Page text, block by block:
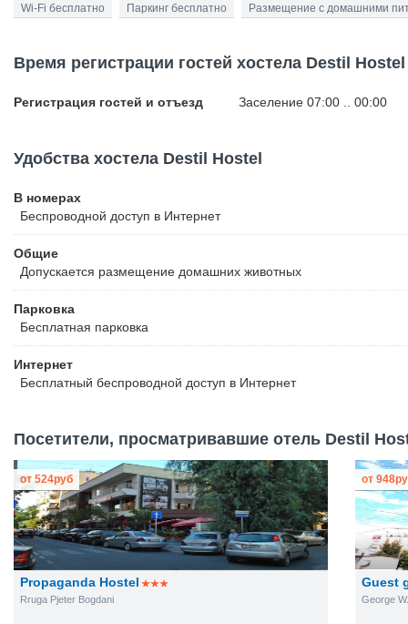
Wi-Fi бесплатно Паркинг бесплатно Размещение с домашними
Время регистрации гостей хостела Destil Hostel
Регистрация гостей и отъезд Заселение 07:00 .. 00:00
Удобства хостела Destil Hostel
В номерах
Беспроводной доступ в Интернет
Общие
Допускается размещение домашних животных
Парковка
Бесплатная парковка
Интернет
Бесплатный беспроводной доступ в Интернет
Посетители, просматривавшие отель Destil
Propaganda Hostel
Rruga Pjeter Bogdani
от 524руб
Guest
George
от 948